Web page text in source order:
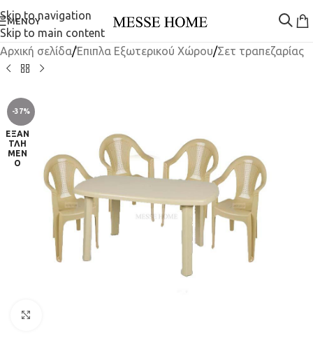
Skip to navigation
Skip to main content
ΜΕΝΟΎ
Αρχική σελίδα/Έπιπλα Εξωτερικού Χώρου/Σετ τραπεζαρίας
-37%
ΕΞΑΝ
ΤΛΗ
ΜΈΝ
Ο